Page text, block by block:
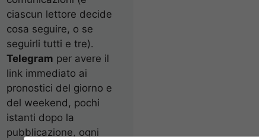
ciascun lettore decide
cosa seguire, o se
seguirli tutti e tre).
Telegram per avere il
link immediato ai
pronostici del giorno e
del weekend, pochi
istanti dopo la
pubblicazione, ogni